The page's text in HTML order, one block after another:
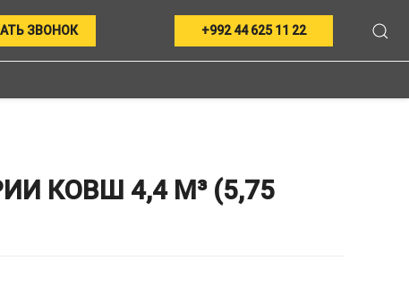
ЗВОНОК +992 44 625 11 22
КОВШ 4,4 М³ (5,75